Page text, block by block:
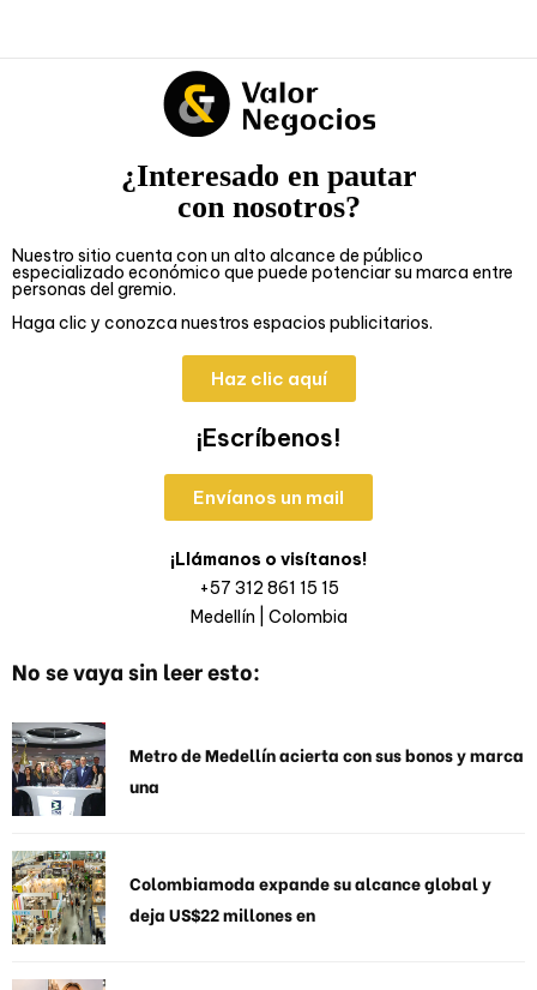
¿Interesado en pautar
con nosotros?
Nuestro sitio cuenta con un alto alcance de público
especializado económico que puede potenciar su marca entre
personas del gremio.
Haga clic y conozca nuestros espacios publicitarios.
Haz clic aquí
¡Escríbenos!
Envíanos un mail
¡Llámanos o visítanos!
+57 312 861 15 15
Medellín | Colombia
No se vaya sin leer esto:
Metro de Medellín acierta con sus bonos y marca
una
Colombiamoda expande su alcance global y
deja US$22 millones en